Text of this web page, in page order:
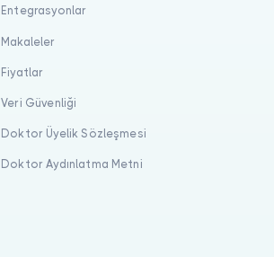
Entegrasyonlar
Makaleler
Fiyatlar
Veri Güvenliği
Doktor Üyelik Sözleşmesi
Doktor Aydınlatma Metni